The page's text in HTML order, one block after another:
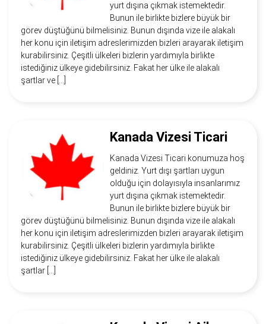
yurt dışına çıkmak istemektedir.
Bunun ile birlikte bizlere büyük bir
görev düştüğünü bilmelisiniz. Bunun dışında vize ile alakalı
her konu için iletişim adreslerimizden bizleri arayarak iletişim
kurabilirsiniz. Çeşitli ülkeleri bizlerin yardımıyla birlikte
istediğiniz ülkeye gidebilirsiniz. Fakat her ülke ile alakalı
şartlar ve […]
Kanada Vizesi Ticari
Kanada Vizesi Ticari konumuza hoş
geldiniz. Yurt dışı şartları uygun
olduğu için dolayısıyla insanlarımız
yurt dışına çıkmak istemektedir.
Bunun ile birlikte bizlere büyük bir
görev düştüğünü bilmelisiniz. Bunun dışında vize ile alakalı
her konu için iletişim adreslerimizden bizleri arayarak iletişim
kurabilirsiniz. Çeşitli ülkeleri bizlerin yardımıyla birlikte
istediğiniz ülkeye gidebilirsiniz. Fakat her ülke ile alakalı
şartlar […]